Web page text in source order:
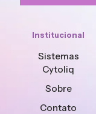
Institucional
Sistemas
Cytoliq
Sobre
Contato